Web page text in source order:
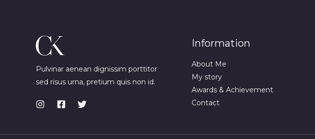
Pulvinar aenean dignissim porttitor
sed risus urna, pretium quis non id.
Information
About Me
My story
Awards & Achievement
Contact